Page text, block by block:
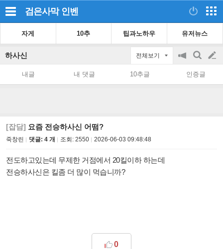
검은사막 인벤
자게 10추 팁과노하우 유저뉴스
하사신 전체보기
공
on/off
검
색
글
쓰
내글 내 댓글 10추글 인증글
[잡담] 요즘 전승하사신 어떰?
죽창린 댓글: 4 개 조회: 2550 2026-06-03 09:48:48
전도하고있는데 무제한 거점에서 20킬이하 하는데
전승하사신은 킬좀 더 많이 먹습니까?
0